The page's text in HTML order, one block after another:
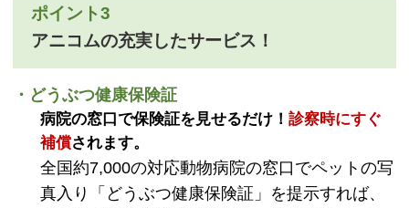
ポイント3
アニコムの充実したサービス！
・どうぶつ健康保険証
病院の窓口で保険証を見せるだけ！ 診察時にすぐ
補償されます。
全国約7,000の対応動物病院の窓口でペットの写
真入り「どうぶつ健康保険証」を提示すれば、